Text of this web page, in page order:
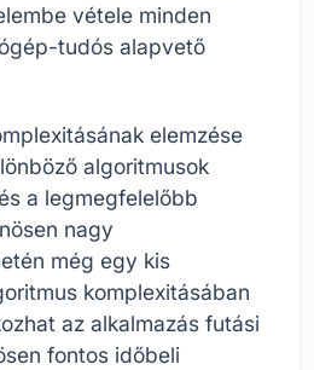
vétele minden
tudós alapvető
elemzése
algoritmusok
a legmegfelelőbb
nagy
még egy kis
komplexitásában
az alkalmazás futási
fontos időbeli